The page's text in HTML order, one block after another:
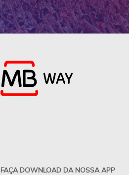
FAÇA DOWNLOAD DA NOSSA APP